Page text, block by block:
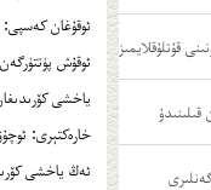
ﺋﻮﻗﯘﻏﺎﻥ ﻛﻪﺳﭙﻰ:
ﺋﻮﻗﯘﺵ
ﻳﺎﺧﺸﻰ
ﺧﺎﺭﻩﻛﺘﯧﺮﻯ:
ﺋﻪﯓ ﻳﺎﺧﺸﻰ